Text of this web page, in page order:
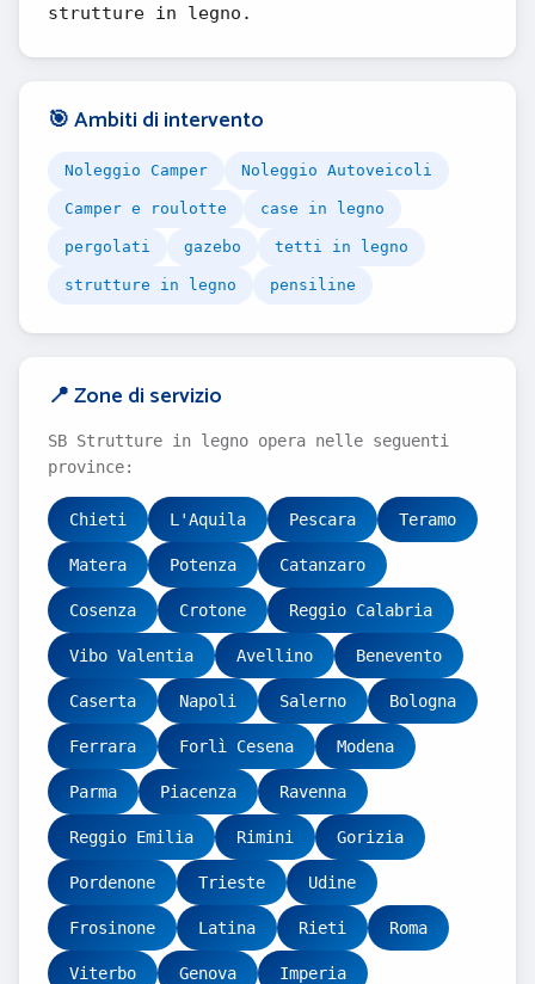
strutture in legno.
🎯 Ambiti di intervento
Noleggio Camper Noleggio Autoveicoli
Camper e roulotte case in legno
pergolati gazebo tetti in legno
strutture in legno pensiline
📍 Zone di servizio
SB Strutture in legno opera nelle seguenti
province:
Chieti L'Aquila Pescara Teramo
Matera Potenza Catanzaro
Cosenza Crotone Reggio Calabria
Vibo Valentia Avellino Benevento
Caserta Napoli Salerno Bologna
Ferrara Forlì Cesena Modena
Parma Piacenza Ravenna
Reggio Emilia Rimini Gorizia
Pordenone Trieste Udine
Frosinone Latina Rieti Roma
Viterbo Genova Imperia